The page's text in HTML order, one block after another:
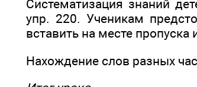
Систематизация знаний
упр. 220. Ученикам
вставить на месте пропуска
Нахождение слов разных